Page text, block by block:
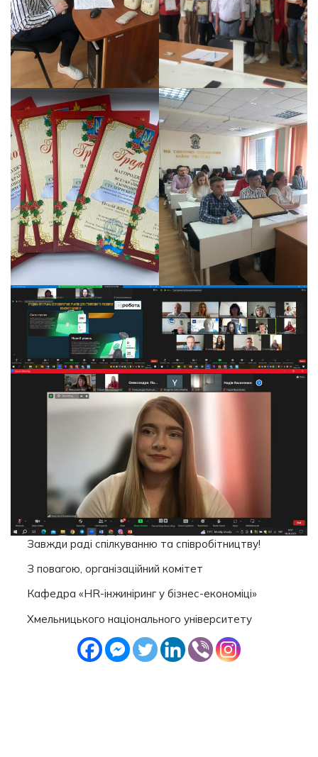
Завжди раді спілкуванню та співробітництву!
З повагою, організаційний комітет
Кафедра «HR-інжиніринг у бізнес-економіці»
Хмельницького національного університету